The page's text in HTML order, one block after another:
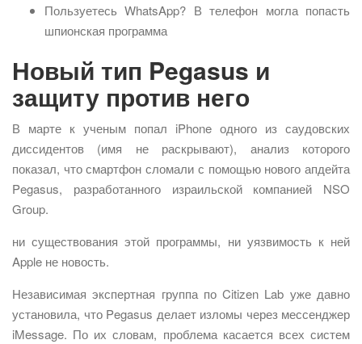
Пользуетесь WhatsApp? В телефон могла попасть
шпионская программа
Новый тип Pegasus и
защиту против него
В марте к ученым попал iPhone одного из саудовских
диссидентов (имя не раскрывают), анализ которого
показал, что смартфон сломали с помощью нового апдейта
Pegasus, разработанного израильской компанией NSO
Group.
ни существования этой программы, ни уязвимость к ней
Apple не новость.
Независимая экспертная группа по Citizen Lab уже давно
установила, что Pegasus делает изломы через мессенджер
iMessage. По их словам, проблема касается всех систем